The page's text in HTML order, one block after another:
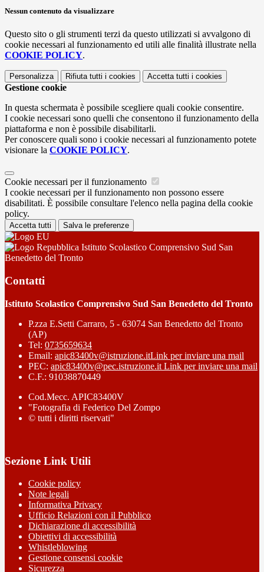
Nessun contenuto da visualizzare
Questo sito o gli strumenti terzi da questo utilizzati si avvalgono di
cookie necessari al funzionamento ed utili alle finalità illustrate nella
COOKIE POLICY.
Personalizza Rifiuta tutti i cookies Accetta tutti i cookies
Gestione cookie
In questa schermata è possibile scegliere quali cookie consentire.
I cookie necessari sono quelli che consentono il funzionamento della
piattaforma e non è possibile disabilitarli.
Per conoscere quali sono i cookie necessari al funzionamento potete
visionare la COOKIE POLICY.
Cookie necessari per il funzionamento
I cookie necessari per il funzionamento non possono essere
disabilitati. È possibile consultare l'elenco nella pagina della cookie
policy.
Accetta tutti Salva le preferenze
Istituto Scolastico Comprensivo Sud San
Benedetto del Tronto
Contatti
Istituto Scolastico Comprensivo Sud San Benedetto del Tronto
P.zza E.Setti Carraro, 5 - 63074 San Benedetto del Tronto
(AP)
Tel: 0735659634
Email: apic83400v@istruzione.itLink per inviare una mail
PEC: apic83400v@pec.istruzione.it Link per inviare una mail
C.F.: 91038870449
Cod.Mecc. APIC83400V
"Fotografia di Federico Del Zompo
© tutti i diritti riservati"
Sezione Link Utili
Cookie policy
Note legali
Informativa Privacy
Ufficio Relazioni con il Pubblico
Dichiarazione di accessibilità
Obiettivi di accessibilità
Whistleblowing
Gestione consensi cookie
Sicurezza